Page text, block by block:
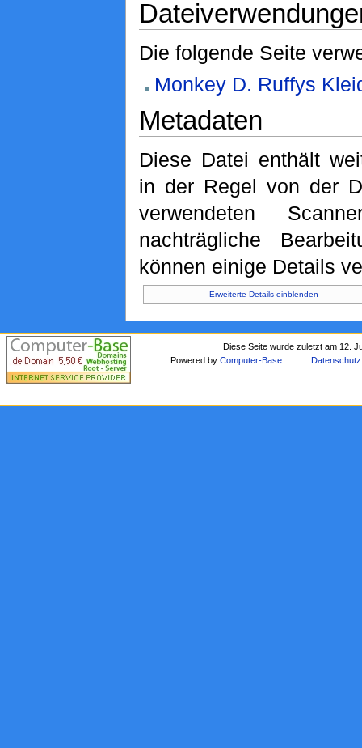
Die folgende Seite
Monkey D. Ruffys
Metadaten
Diese Datei enthält
in der Regel von der
verwendeten
nachträgliche
können einige Details
Erweiterte Details einblenden
Diese Seite wurde zuletzt am 12.
Powered byComputer-Base Datenschutz